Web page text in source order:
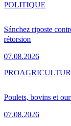
Sánchez riposte
rétorsion
07.08.2026
POLITIQUE
Poulets, bovins et
07.08.2026
PRO